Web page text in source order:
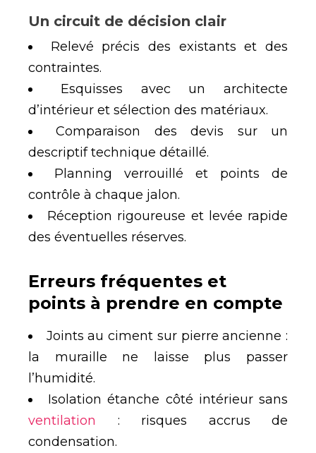
Un circuit de décision clair
Relevé précis des existants et des
contraintes.
Esquisses avec un architecte
d’intérieur et sélection des matériaux.
Comparaison des devis sur un
descriptif technique détaillé.
Planning verrouillé et points de
contrôle à chaque jalon.
Réception rigoureuse et levée rapide
des éventuelles réserves.
Erreurs fréquentes et
points à prendre en compte
Joints au ciment sur pierre ancienne :
la muraille ne laisse plus passer
l’humidité.
Isolation étanche côté intérieur sans
ventilation : risques accrus de
condensation.